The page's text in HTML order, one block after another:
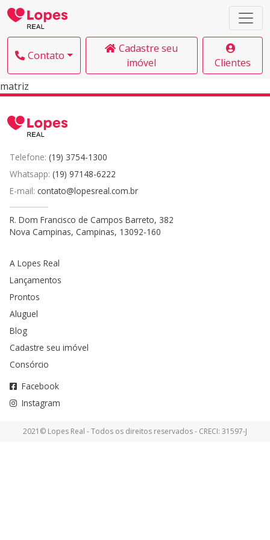
Contato
Cadastre seu
imóvel
Clientes
matriz
Telefone: (19) 3754-1300
Whatsapp: (19) 97148-6222
E-mail: contato@lopesreal.com.br
R. Dom Francisco de Campos Barreto, 382
Nova Campinas, Campinas, 13092-160
A Lopes Real
Lançamentos
Prontos
Aluguel
Blog
Cadastre seu imóvel
Consórcio
Facebook
Instagram
2021© Lopes Real - Todos os direitos reservados - CRECI: 31597-J